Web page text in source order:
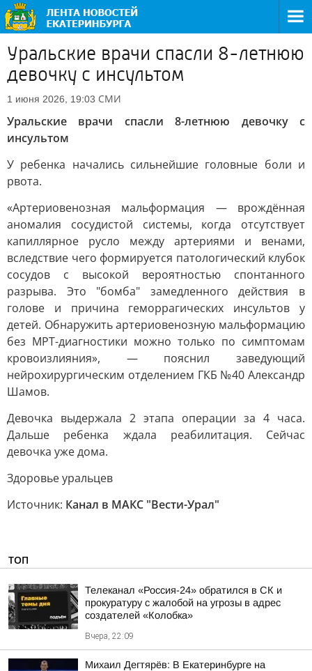
Уральские врачи спасли 8-летнюю
девочку с инсультом
1 июня 2026, 19:03 СМИ
Уральские врачи спасли 8-летнюю девочку с
инсультом
У ребенка начались сильнейшие головные боли и
рвота.
«Артериовенозная мальформация — врождённая
аномалия сосудистой системы, когда отсутствует
капиллярное русло между артериями и венами,
вследствие чего формируется патологический клубок
сосудов с высокой вероятностью спонтанного
разрыва. Это "бомба" замедленного действия в
голове и причина геморрагических инсультов у
детей. Обнаружить артериовенозную мальформацию
без МРТ-диагностики можно только по симптомам
кровоизлияния», — пояснил заведующий
нейрохирургическим отделением ГКБ №40 Александр
Шамов.
Девочка выдержала 2 этапа операции за 4 часа.
Дальше ребенка ждала реабилитация. Сейчас
девочка уже дома.
Здоровье уральцев
Источник: Канал в МАКС "Вести-Урал"
ТОП
Телеканал «Россия-24» обратился в СК и
прокуратуру с жалобой на угрозы в адрес
создателей «Колобка»
Вчера, 22:09
Михаил Дегтярёв: В Екатеринбурге на